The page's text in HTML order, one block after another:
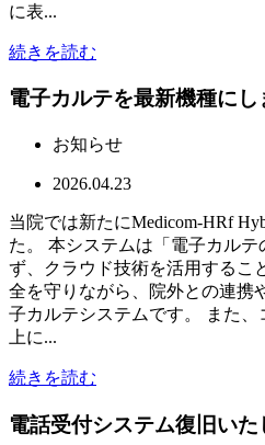
に表...
続きを読む
電子カルテを最新機種にし
お知らせ
2026.04.23
当院では新たにMedicom-HRf
た。 本システムは「電子カル
ず、クラウド技術を活用するこ
全を守りながら、院外との連携
子カルテシステムです。 また
上に...
続きを読む
電話受付システム復旧いた